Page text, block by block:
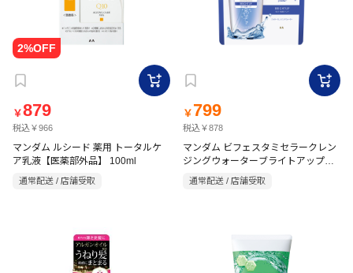
￥879
税込￥966
マンダム ルシード 薬用 トータルケ
ア乳液【医薬部外品】 100ml
通常配送 / 店舗受取
￥ 799
税込￥878
マンダム ビフェスタミセラークレン
ジングウォーターブライトアップ詰
替用 360ml
通常配送 / 店舗受取